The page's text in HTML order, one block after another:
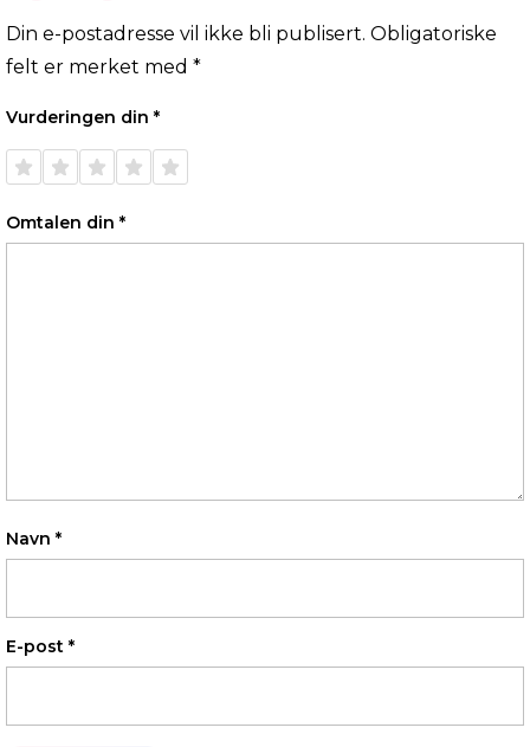
Din e-postadresse vil ikke bli publisert. Obligatoriske
felt er merket med *
Vurderingen din *
1 av 5
stjerner
2 av 5
stjerner
3 av 5
stjerner
4 av 5
stjerner
5 av 5
stjerner
Omtalen din *
Navn *
E-post *